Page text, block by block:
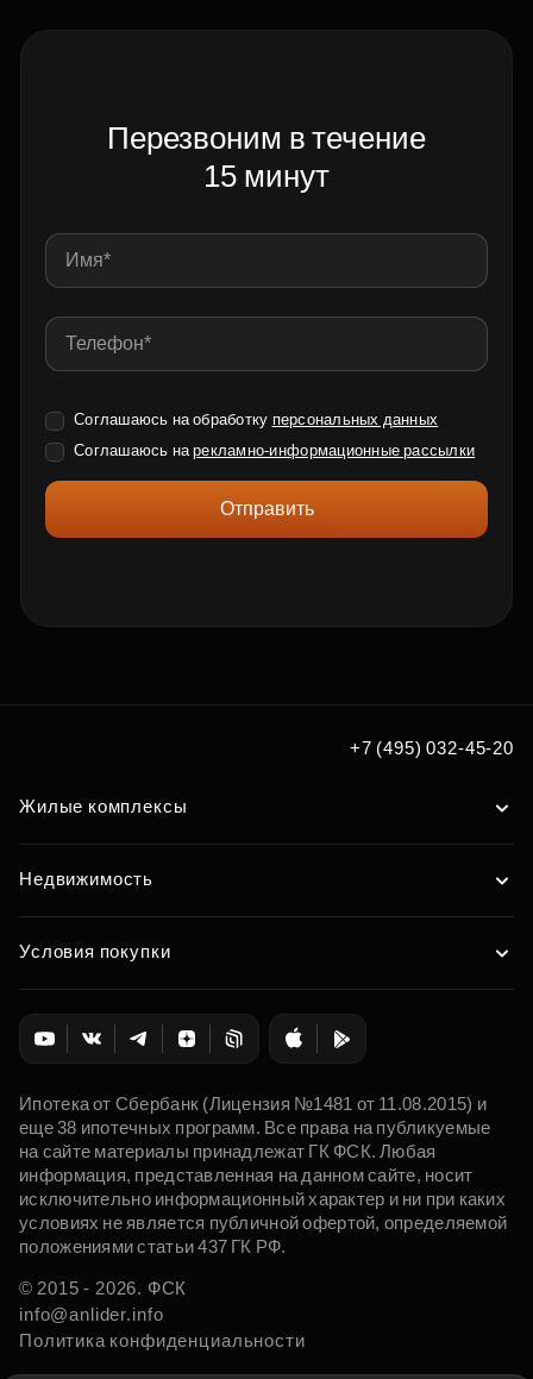
Перезвоним в течение
15 минут
Соглашаюсь на обработку персональных данных
Соглашаюсь нарекламно-информационные рассылки
Отправить
+7 (495) 032-45-20
Жилые комплексы
Недвижимость
Условия покупки
Ипотека от Сбербанк (Лицензия №1481 от 11.08.2015) и
еще 38 ипотечных программ. Все права на публикуемые
на сайте материалы принадлежат ГК ФСК. Любая
информация, представленная на данном сайте, носит
исключительно информационный характер и ни при каких
условиях не является публичной офертой, определяемой
положениями статьи 437 ГК РФ.
© 2015 - 2026. ФСК
info@anlider.info
Политика конфиденциальности